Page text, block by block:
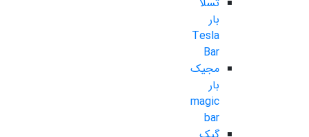
بار
Tesla
Bar
مجیک
بار
magic
bar